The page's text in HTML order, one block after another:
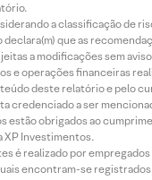
a classificação de
que as
a modificações sem
e operações financeiras
deste relatório e pelo
credenciado a ser
estão obrigados ao
XP Investimentos.
é realizado por
encontram-se